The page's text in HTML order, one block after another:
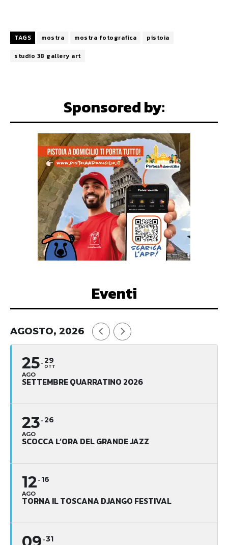
TAGS mostra mostra fotografica
pistoia
studio 38 gallery art
Sponsored by:
Eventi
AGOSTO, 2026
25
AGO
29
OTT
SETTEMBRE QUARRATINO 2026
23
AGO
26
SCOCCA L’ORA DEL GRANDE JAZZ
12
AGO
16
TORNA IL TOSCANA DJANGO FESTIVAL
31